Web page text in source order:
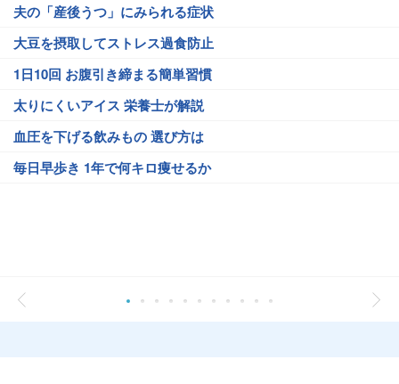
夫の「産後うつ」にみられる症状
大豆を摂取してストレス過食防止
1日10回 お腹引き締まる簡単習慣
太りにくいアイス 栄養士が解説
血圧を下げる飲みもの 選び方は
毎日早歩き 1年で何キロ痩せるか